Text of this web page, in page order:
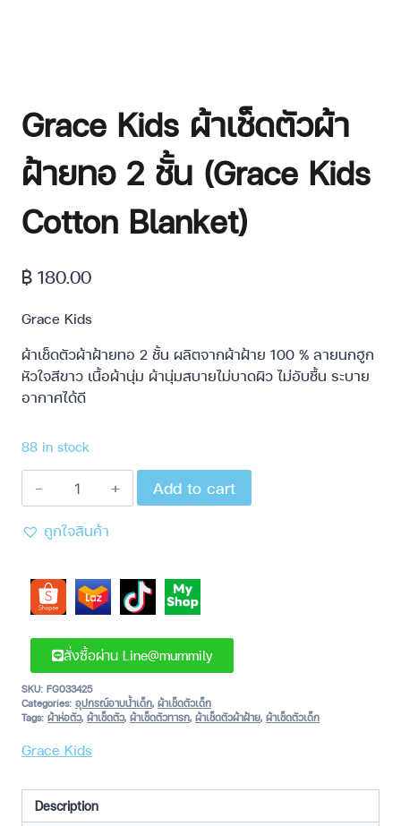
Grace Kids ผ้าเช็ดตัวผ้า
ฝ้ายทอ 2 ชั้น (Grace Kids
Cotton Blanket)
฿ 180.00
Grace Kids
ผ้าเช็ดตัวผ้าฝ้ายทอ 2 ชั้น ผลิตจากผ้าฝ้าย 100 % ลายนกฮูก
หัวใจสีขาว เนื้อผ้านุ่ม ผ้านุ่มสบายไม่บาดผิว ไม่อับชื้น ระบาย
อากาศได้ดี
88 in stock
Add to cart
ถูกใจสินค้า
สั่งซื้อผ่าน Line@mummily
SKU: FG033425
Categories: อุปกรณ์อาบน้ำเด็ก, ผ้าเช็ดตัวเด็ก
Tags: ผ้าห่อตัว, ผ้าเช็ดตัว, ผ้าเช็ดตัวทารก, ผ้าเช็ดตัวผ้าฝ้าย, ผ้าเช็ดตัวเด็ก
Grace Kids
Description